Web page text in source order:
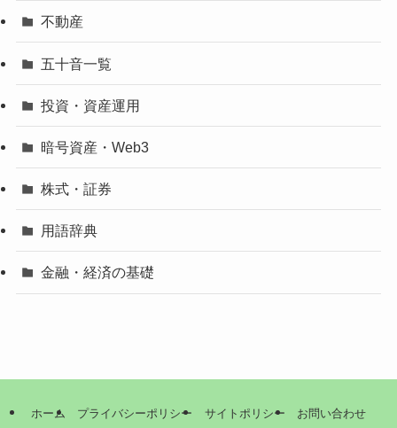
不動産
五十音一覧
投資・資産運用
暗号資産・Web3
株式・証券
用語辞典
金融・経済の基礎
ホーム プライバシーポリシー サイトポリシー お問い合わせ